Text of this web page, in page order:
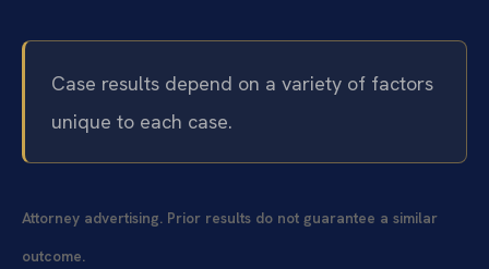
Case results depend on a variety of factors
unique to each case.
Attorney advertising. Prior results do not guarantee a similar
outcome.